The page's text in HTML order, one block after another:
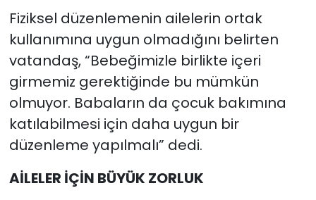
Fiziksel düzenlemenin ailelerin ortak
kullanımına uygun olmadığını belirten
vatandaş, “Bebeğimizle birlikte içeri
girmemiz gerektiğinde bu mümkün
olmuyor. Babaların da çocuk bakımına
katılabilmesi için daha uygun bir
düzenleme yapılmalı” dedi.
AİLELER İÇİN BÜYÜK ZORLUK